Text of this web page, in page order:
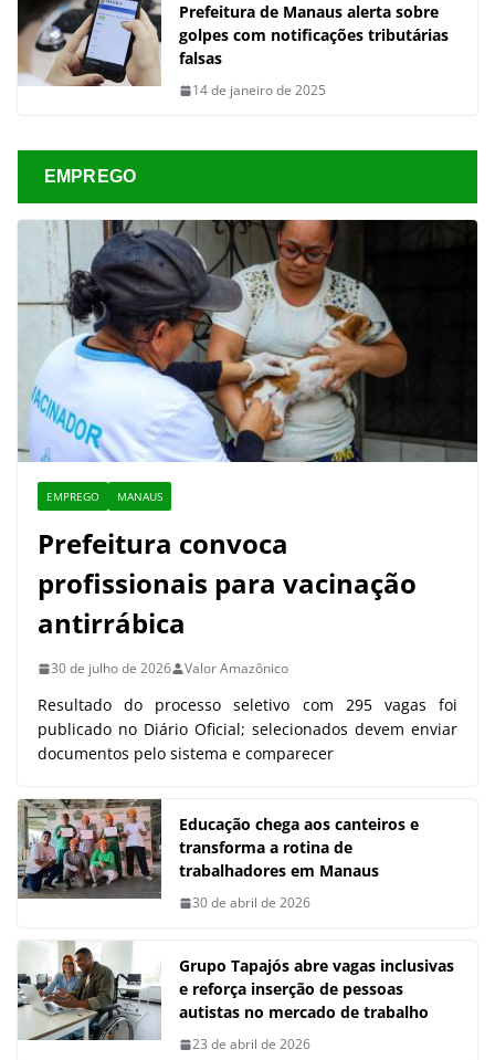
Prefeitura de Manaus alerta sobre
golpes com notificações tributárias
falsas
14 de janeiro de 2025
EMPREGO
EMPREGO MANAUS
Prefeitura convoca
profissionais para vacinação
antirrábica
30 de julho de 2026 Valor Amazônico
Resultado do processo seletivo com 295 vagas foi
publicado no Diário Oficial; selecionados devem enviar
documentos pelo sistema e comparecer
Educação chega aos canteiros e
transforma a rotina de
trabalhadores em Manaus
30 de abril de 2026
Grupo Tapajós abre vagas inclusivas
e reforça inserção de pessoas
autistas no mercado de trabalho
23 de abril de 2026